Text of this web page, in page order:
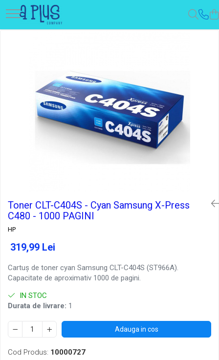
Toner CLT-C404S - Cyan Samsung X-Press
C480 - 1000 PAGINI
HP
319,99 Lei
Cartuș de toner cyan Samsung CLT-C404S (ST966A).
Capacitate de aproximativ 1000 de pagini.
IN STOC
Durata de livrare: 1
Adauga in cos
Cod Produs: 10000727